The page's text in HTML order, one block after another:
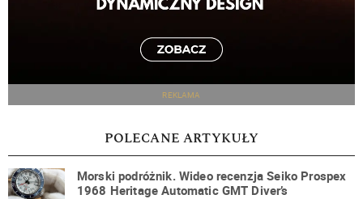
REKLAMA
POLECANE ARTYKUŁY
Morski podróżnik. Wideo recenzja Seiko Prospex
1968 Heritage Automatic GMT Diver’s